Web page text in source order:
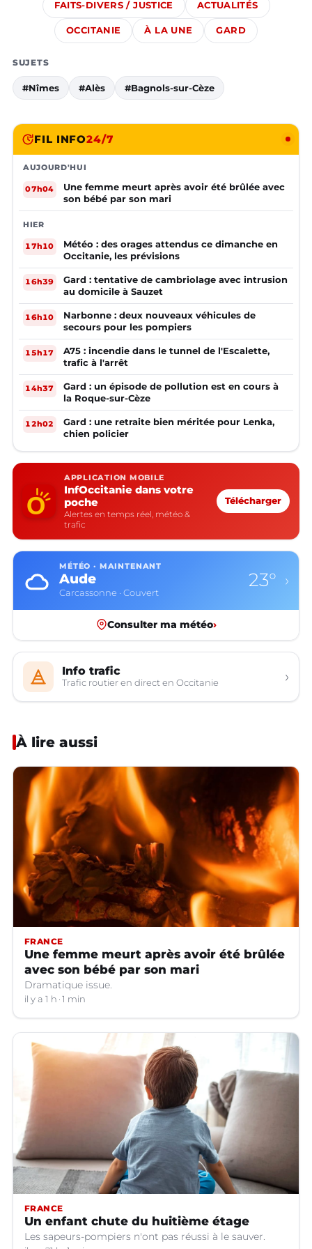
FAITS-DIVERS / JUSTICE ACTUALITÉS
OCCITANIE À LA UNE GARD
SUJETS
#Nîmes #Alès #Bagnols-sur-Cèze
FIL INFO24/7
AUJOURD'HUI
07h04
Une femme meurt après avoir été brûlée avec
son bébé par son mari
HIER
17h10
Météo : des orages attendus ce dimanche en
Occitanie, les prévisions
16h39
Gard : tentative de cambriolage avec intrusion
au domicile à Sauzet
16h10
Narbonne : deux nouveaux véhicules de
secours pour les pompiers
15h17
A75 : incendie dans le tunnel de l'Escalette,
trafic à l'arrêt
14h37
Gard : un épisode de pollution est en cours à
la Roque-sur-Cèze
12h02
Gard : une retraite bien méritée pour Lenka,
chien policier
APPLICATION MOBILE
InfOccitanie dans votre
poche
Alertes en temps réel, météo &
trafic
Télécharger
MÉTÉO · MAINTENANT
Aude
Carcassonne · Couvert
23° ›
Consulter ma météo›
Info trafic
Trafic routier en direct en Occitanie ›
À lire aussi
FRANCE
Une femme meurt après avoir été brûlée
avec son bébé par son mari
Dramatique issue.
il y a 1 h 1 min
FRANCE
Un enfant chute du huitième étage
Les sapeurs-pompiers n'ont pas réussi à le sauver.